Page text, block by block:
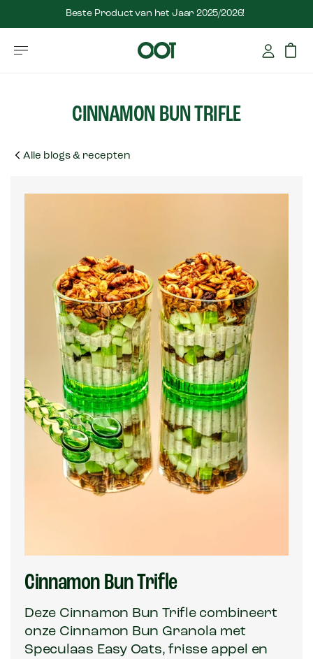
Beste Product van het Jaar 2025/2026!
CINNAMON BUN TRIFLE
Alle blogs & recepten
Cinnamon Bun Trifle
Deze Cinnamon Bun Trifle combineert
onze Cinnamon Bun Granola met
Speculaas Easy Oats, frisse appel en